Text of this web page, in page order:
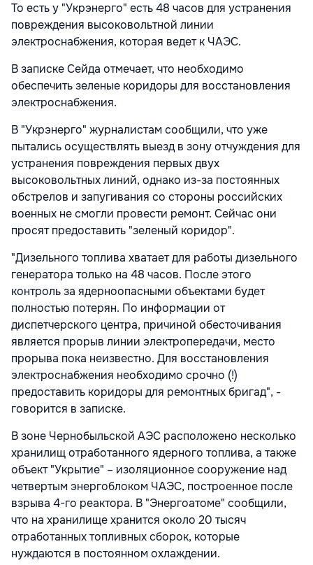
То есть у "Укрэнерго" есть 48 часов для устранения
повреждения высоковольтной линии
электроснабжения, которая ведет к ЧАЭС.
В записке Сейда отмечает, что необходимо
обеспечить зеленые коридоры для восстановления
электроснабжения.
В "Укрэнерго" журналистам сообщили, что уже
пытались осуществлять выезд в зону отчуждения для
устранения повреждения первых двух
высоковольтных линий, однако из-за постоянных
обстрелов и запугивания со стороны российских
военных не смогли провести ремонт. Сейчас они
просят предоставить "зеленый коридор".
"Дизельного топлива хватает для работы дизельного
генератора только на 48 часов. После этого
контроль за ядерноопасными объектами будет
полностью потерян. По информации от
диспетчерского центра, причиной обесточивания
является прорыв линии электропередачи, место
прорыва пока неизвестно. Для восстановления
электроснабжения необходимо срочно (!)
предоставить коридоры для ремонтных бригад", -
говорится в записке.
В зоне Чернобыльской АЭС расположено несколько
хранилищ отработанного ядерного топлива, а также
объект "Укрытие" – изоляционное сооружение над
четвертым энергоблоком ЧАЭС, построенное после
взрыва 4-го реактора. В "Энергоатоме" сообщили,
что на хранилище хранится около 20 тысяч
отработанных топливных сборок, которые
нуждаются в постоянном охлаждении.